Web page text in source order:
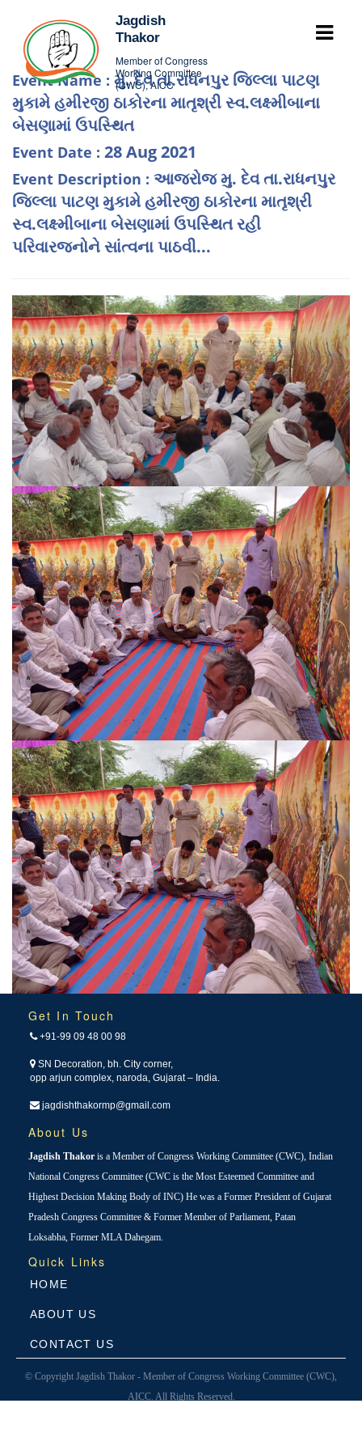
Jagdish
Thakor
Member of Congress
Working Committee
(CWC), AICC
Event Name : મુ. દેવ તા.રાધનપુર જિલ્લા પાટણ
મુકામે હમીરજી ઠાકોરના માતૃશ્રી સ્વ.લક્ષ્મીબાના
બેસણામાં ઉપસ્થિત
Event Date : 28 Aug 2021
Event Description : આજરોજ મુ. દેવ તા.રાધનપુર
જિલ્લા પાટણ મુકામે હમીરજી ઠાકોરના માતૃશ્રી
સ્વ.લક્ષ્મીબાના બેસણામાં ઉપસ્થિત રહી
પરિવારજનોને સાંત્વના પાઠવી...
Get In Touch
+91-99 09 48 00 98
SN Decoration, bh. City corner,
opp arjun complex, naroda, Gujarat – India.
jagdishthakormp@gmail.com
About Us
Jagdish Thakor is a Member of Congress Working Committee (CWC), Indian
National Congress Committee (CWC is the Most Esteemed Committee and
Highest Decision Making Body of INC) He was a Former President of Gujarat
Pradesh Congress Committee & Former Member of Parliament, Patan
Loksabha, Former MLA Dahegam.
Quick Links
HOME
ABOUT US
CONTACT US
© Copyright Jagdish Thakor - Member of Congress Working Committee (CWC),
AICC. All Rights Reserved.